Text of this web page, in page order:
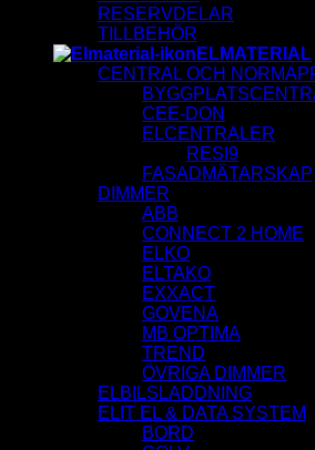
RESERVDELAR
TILLBEHÖR
ELMATERIAL
CENTRAL OCH
CEE-DON
ELCENTRALER
RESI9
FASADMÄTARSKAP
DIMMER
ABB
CONNECT 2 HOME
ELKO
ELTAKO
EXXACT
GOVENA
MB OPTIMA
TREND
ÖVRIGA DIMMER
ELBILSLADDNING
ELIT EL & DATA SYSTEM
BORD